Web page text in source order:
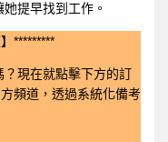
提早找到工作。
*********
現在就點擊下方的訂
頻道，透過系統化備考